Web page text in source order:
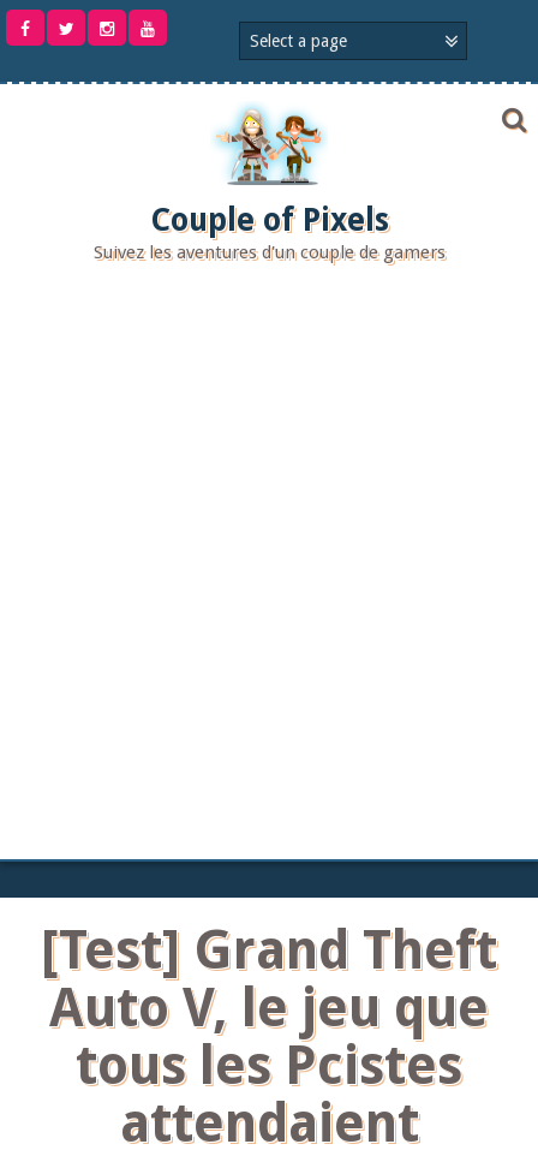
Aller
Couple of Pixels
Suivez les aventures d'un couple de gamers
[Test] Grand Theft
Auto V, le jeu que
tous les Pcistes
attendaient